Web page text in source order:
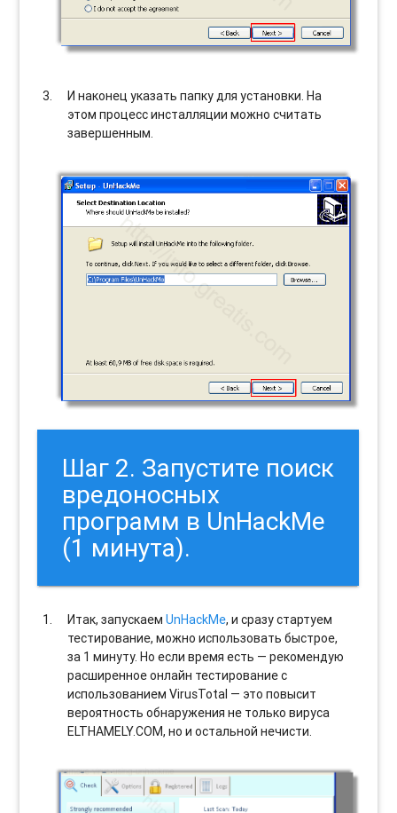
И наконец указать папку для установки. На
этом процесс инсталляции можно считать
завершенным.
Шаг 2. Запустите поиск
вредоносных
программ в UnHackMe
(1 минута).
Итак, запускаемUnHackMe, и сразу стартуем
тестирование, можно использовать быстрое,
за 1 минуту. Но если время есть — рекомендую
расширенное онлайн тестирование с
использованием VirusTotal — это повысит
вероятность обнаружения не только вируса
ELTHAMELY.COM, но и остальной нечисти.